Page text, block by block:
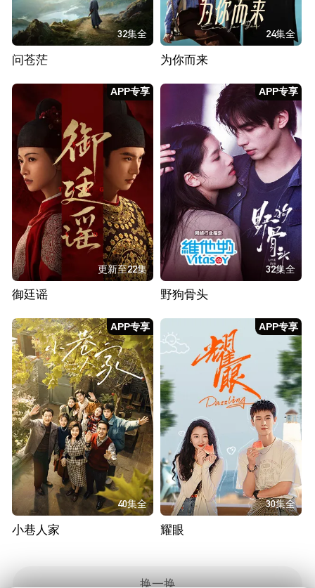
32集全
问苍茫
24集全
为你而来
APP专享
更新至22集
御廷谣
APP专享
32集全
野狗骨头
APP专享
40集全
小巷人家
APP专享
30集全
耀眼
换一换